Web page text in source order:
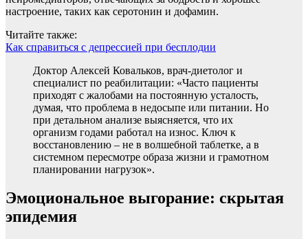
настроение, таких как серотонин и дофамин.
Читайте также:
Как справиться с депрессией при бесплодии
Доктор Алексей Ковальков, врач-диетолог и
специалист по реабилитации: «Часто пациенты
приходят с жалобами на постоянную усталость,
думая, что проблема в недосыпе или питании. Но
при детальном анализе выясняется, что их
организм годами работал на износ. Ключ к
восстановлению – не в волшебной таблетке, а в
системном пересмотре образа жизни и грамотном
планировании нагрузок».
Эмоциональное выгорание: скрытая
эпидемия